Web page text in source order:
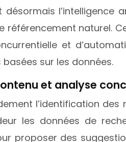
naturel.
et
sur les données.
et analyse
l’identification
les données de
proposer des